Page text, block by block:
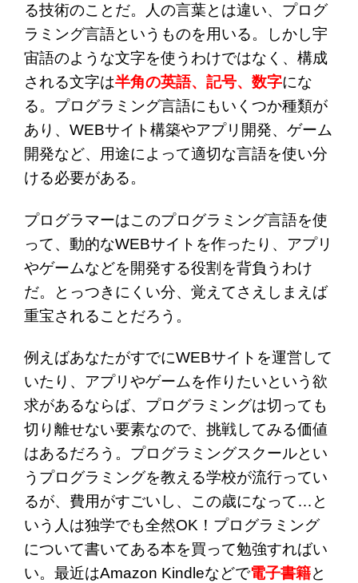
る技術のことだ。人の言葉とは違い、プログ
ラミング言語というものを用いる。しかし宇
宙語のような文字を使うわけではなく、構成
される文字は半角の英語、記号、数字にな
る。プログラミング言語にもいくつか種類が
あり、WEBサイト構築やアプリ開発、ゲーム
開発など、用途によって適切な言語を使い分
ける必要がある。
プログラマーはこのプログラミング言語を使
って、動的なWEBサイトを作ったり、アプリ
やゲームなどを開発する役割を背負うわけ
だ。とっつきにくい分、覚えてさえしまえば
重宝されることだろう。
例えばあなたがすでにWEBサイトを運営して
いたり、アプリやゲームを作りたいという欲
求があるならば、プログラミングは切っても
切り離せない要素なので、挑戦してみる価値
はあるだろう。プログラミングスクールとい
うプログラミングを教える学校が流行ってい
るが、費用がすごいし、この歳になって…と
いう人は独学でも全然OK！プログラミング
について書いてある本を買って勉強すればい
い。最近はAmazon Kindleなどで電子書籍と